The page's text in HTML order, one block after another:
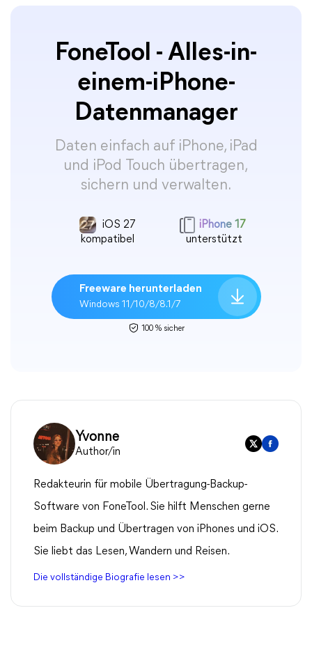
FoneTool - Alles-in-
einem-iPhone-
Datenmanager
Daten einfach auf iPhone, iPad
und iPod Touch übertragen,
sichern und verwalten.
iOS 27
kompatibel
iPhone 17
unterstützt
Freeware herunterladen
Windows 11/10/8/8.1/7
100 % sicher
Yvonne
Author/in
Redakteurin für mobile Übertragung-Backup-
Software von FoneTool. Sie hilft Menschen gerne
beim Backup und Übertragen von iPhones und iOS.
Sie liebt das Lesen, Wandern und Reisen.
Die vollständige Biografie lesen >>